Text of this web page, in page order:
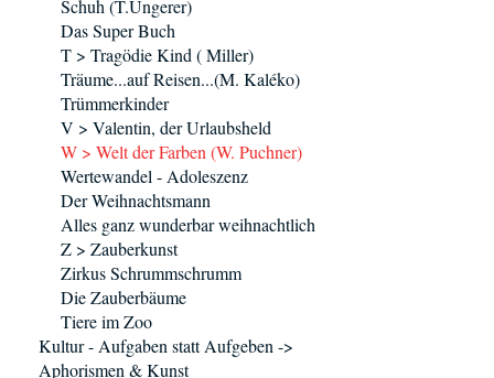
Schuh (T.Ungerer)
Das Super Buch
T > Tragödie Kind ( Miller)
Träume...auf Reisen...(M. Kaléko)
Trümmerkinder
V > Valentin, der Urlaubsheld
W > Welt der Farben (W. Puchner)
Wertewandel - Adoleszenz
Der Weihnachtsmann
Alles ganz wunderbar weihnachtlich
Z > Zauberkunst
Zirkus Schrummschrumm
Die Zauberbäume
Tiere im Zoo
Kultur - Aufgaben statt Aufgeben ->
Aphorismen & Kunst